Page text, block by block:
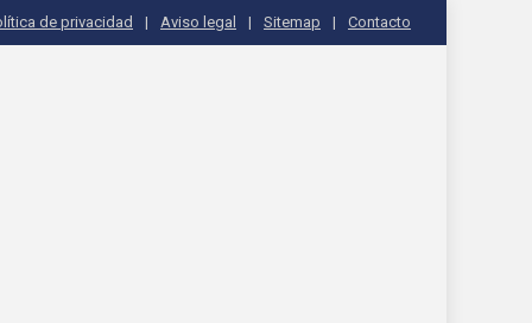
de privacidad Aviso legal Sitemap Contacto